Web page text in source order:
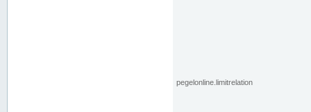
pegelonline.limitrelation